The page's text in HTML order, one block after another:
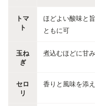
トマ
ト
ほどよい酸味と
ともに可
玉ね
ぎ
煮込むほどに甘
セロ
リ
香りと風味を添